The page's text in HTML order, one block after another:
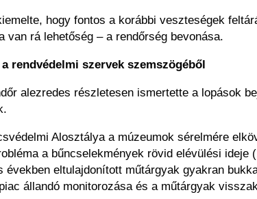
hogy fontos a korábbi veszteségek
van rá lehetőség – a rendőrség bevonása.
rendvédelmi szervek szemszögéből
alezredes részletesen ismertette a lopások
Alosztálya a múzeumok sérelmére
a bűncselekmények rövid elévülési
években eltulajdonított műtárgyak gyakran
állandó monitorozása és a műtárgyak